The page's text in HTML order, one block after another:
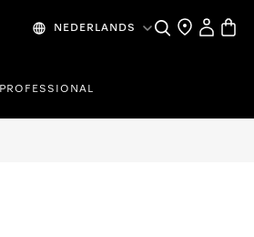
NEDERLANDS Wat zoek je?
Dealer zoeken
Mijn
PROFESSIONAL